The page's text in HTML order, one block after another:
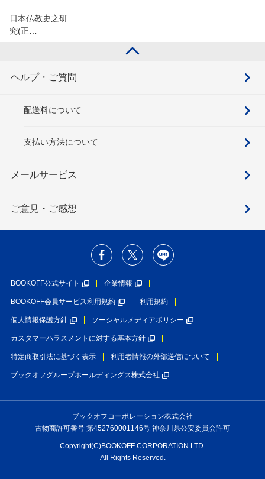
日本仏教史之研
究(正…
ヘルプ・ご質問
配送料について
支払い方法について
メールサービス
ご意見・ご感想
BOOKOFF公式サイト 企業情報
BOOKOFF会員サービス利用規約 利用規約
個人情報保護方針 ソーシャルメディアポリシー
カスタマーハラスメントに対する基本方針
特定商取引法に基づく表示 利用者情報の外部送信について
ブックオフグループホールディングス株式会社
ブックオフコーポレーション株式会社
古物商許可番号 第452760001146号 神奈川県公安委員会許可
Copyright(C)BOOKOFF CORPORATION LTD.
All Rights Reserved.